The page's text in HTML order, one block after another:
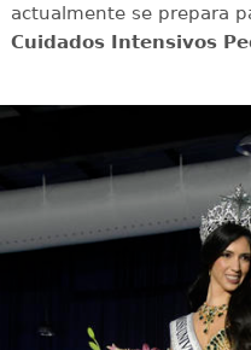
actualmente se prepara
Cuidados Intensivos